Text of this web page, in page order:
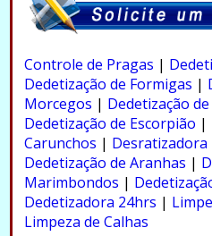
Controle de Pragas |
Dedetização de Formigas |
Morcegos | Dedetização
Dedetização de Escorpião |
Carunchos | Desratizadora
Dedetização de Aranhas |
Marimbondos |
Dedetizadora 24hrs |
Limpeza de Calhas